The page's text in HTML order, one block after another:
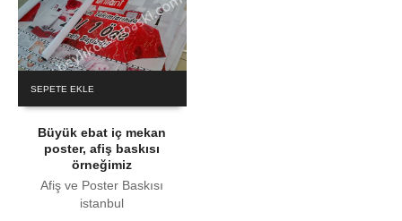
SEPETE EKLE
Büyük ebat iç mekan
poster, afiş baskısı
örneğimiz
Afiş ve Poster Baskısı
istanbul